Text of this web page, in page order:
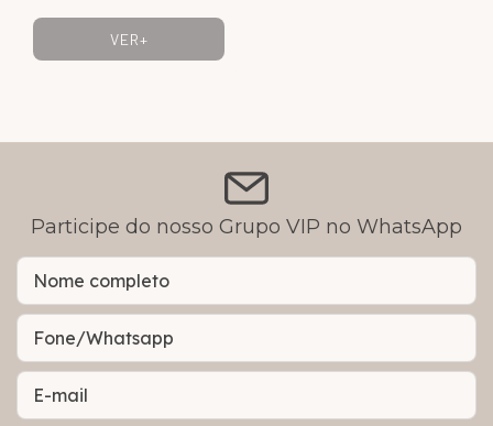
VER+
Participe do nosso Grupo VIP no WhatsApp